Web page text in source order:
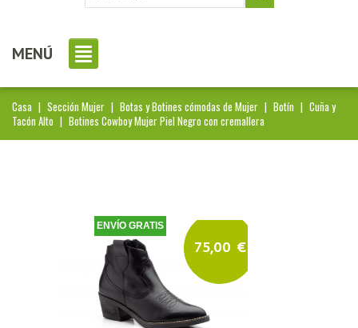
MENÚ
Casa | Sección Mujer | Botas y Botines cómodas de Mujer | Botín | Cuña y
Tacón Alto | Botines Cowboy Mujer Piel Negro con cremallera
75,00 €
ENVÍO GRATIS